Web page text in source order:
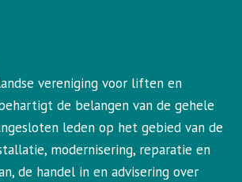
vereniging voor liften en
de belangen van de gehele
leden op het gebied van de
modernisering, reparatie en
de handel in en advisering over